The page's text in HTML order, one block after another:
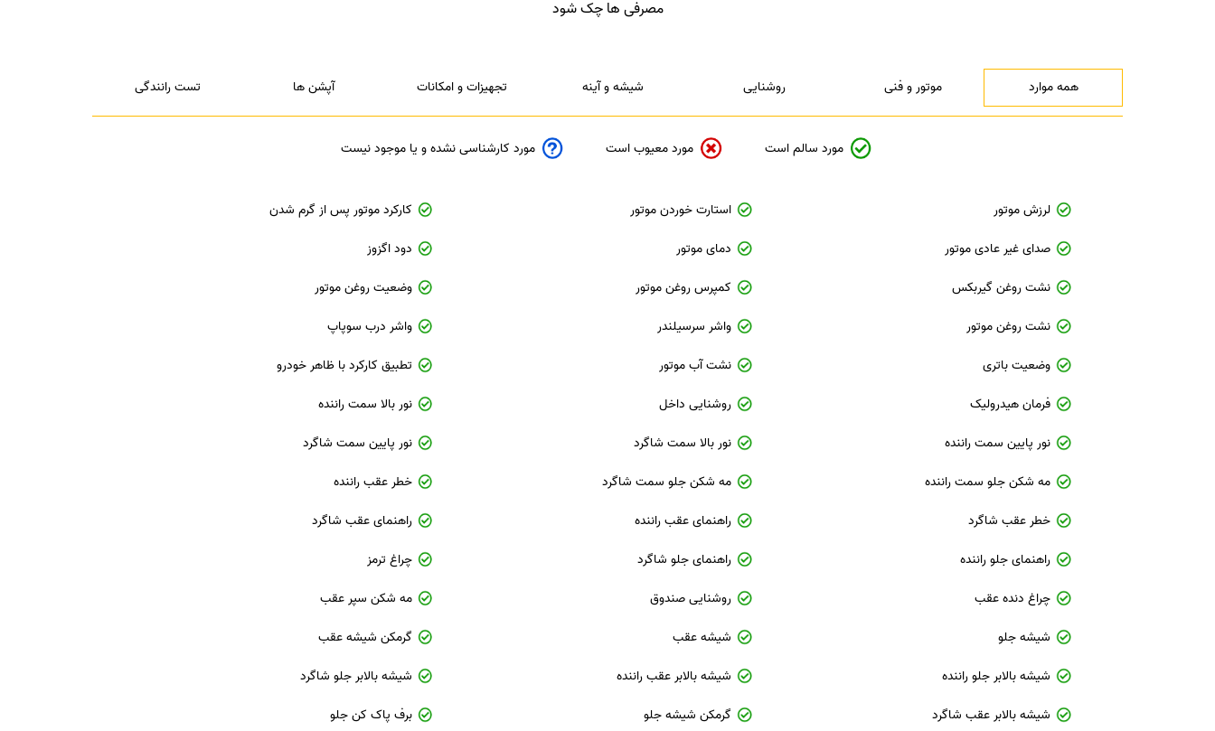
مصرفی ها چک شود
همه موارد موتور و فنی روشنایی شیشه و آینه تجهیزات و امکانات آپشن ها تست رانندگی
مورد سالم است مورد معیوب است مورد کارشناسی نشده و یا موجود نیست
لرزش موتور استارت خوردن موتور
کارکرد موتور پس از گرم شدن
صدای غیر عادی موتور
دمای موتور
دود اگزوز
نشت روغن گیربکس
کمپرس روغن موتور
وضعیت روغن موتور
نشت روغن موتور
واشر سرسیلندر
واشر درب سوپاپ
وضعیت باتری
نشت آب موتور
تطبیق کارکرد با ظاهر خودرو
فرمان هیدرولیک
روشنایی داخل
نور بالا سمت راننده
نور پایین سمت راننده
نور بالا سمت شاگرد
نور پایین سمت شاگرد
مه شکن جلو سمت راننده
مه شکن جلو سمت شاگرد
خطر عقب راننده
خطر عقب شاگرد
راهنمای عقب راننده
راهنمای عقب شاگرد
راهنمای جلو راننده
راهنمای جلو شاگرد
چراغ ترمز
چراغ دنده عقب
روشنایی صندوق
مه شکن سپر عقب
شیشه جلو
شیشه عقب
گرمکن شیشه عقب
شیشه بالابر جلو راننده
شیشه بالابر عقب راننده
شیشه بالابر جلو شاگرد
شیشه بالابر عقب شاگرد
گرمکن شیشه جلو
برف پاک کن جلو